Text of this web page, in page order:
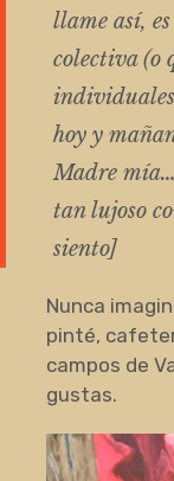
llame así,
colectiva (o
individuales
hoy y
Madre
tan lujoso
siento]
Nunca
pinté,
campos de
gustas.